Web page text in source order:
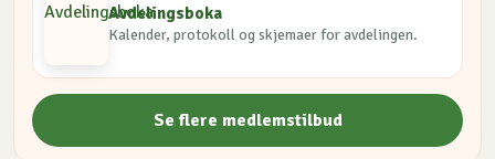
Avdelingsboka
Kalender, protokoll og skjemaer for avdelingen.
Se flere medlemstilbud